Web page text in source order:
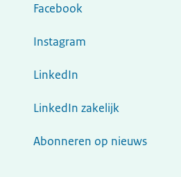
Facebook
Instagram
LinkedIn
LinkedIn zakelijk
Abonneren op nieuws